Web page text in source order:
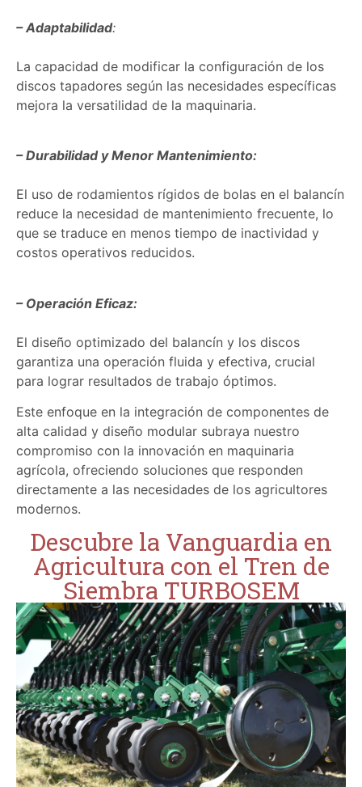
– Adaptabilidad:
La capacidad de modificar la configuración de los
discos tapadores según las necesidades específicas
mejora la versatilidad de la maquinaria.
– Durabilidad y Menor Mantenimiento:
El uso de rodamientos rígidos de bolas en el balancín
reduce la necesidad de mantenimiento frecuente, lo
que se traduce en menos tiempo de inactividad y
costos operativos reducidos.
– Operación Eficaz:
El diseño optimizado del balancín y los discos
garantiza una operación fluida y efectiva, crucial
para lograr resultados de trabajo óptimos.
Este enfoque en la integración de componentes de
alta calidad y diseño modular subraya nuestro
compromiso con la innovación en maquinaria
agrícola, ofreciendo soluciones que responden
directamente a las necesidades de los agricultores
modernos.
Descubre la Vanguardia en
Agricultura con el Tren de
Siembra TURBOSEM